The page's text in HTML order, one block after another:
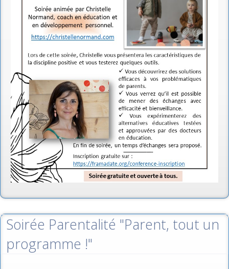
Soirée Parentalité "Parent, tout un
programme !"